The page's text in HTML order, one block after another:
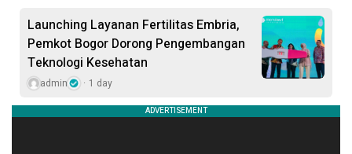
Launching Layanan Fertilitas Embria,
Pemkot Bogor Dorong Pengembangan
Teknologi Kesehatan
admin 1 day